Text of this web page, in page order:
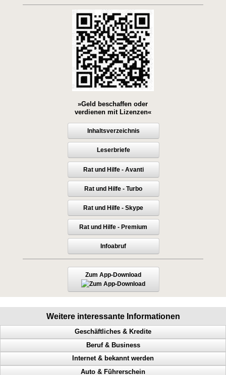
»Geld beschaffen oder
verdienen mit Lizenzen«
Inhaltsverzeichnis
Leserbriefe
Rat und Hilfe - Avanti
Rat und Hilfe - Turbo
Rat und Hilfe - Skype
Rat und Hilfe - Premium
Infoabruf
Zum App-Download
Weitere interessante Informationen
Geschäftliches & Kredite
Millionär, Abzocker, Geld beschaffen, Ausgaben reduzieren
Lizenz, Verdienst, Geld beschaffen, Umsatz steigern
Beruf & Business
Bekanntheitsgrad, Online PR, Neukundengewinnung, Doppel Content
Internet & bekannt werden
Auto & Führerschein